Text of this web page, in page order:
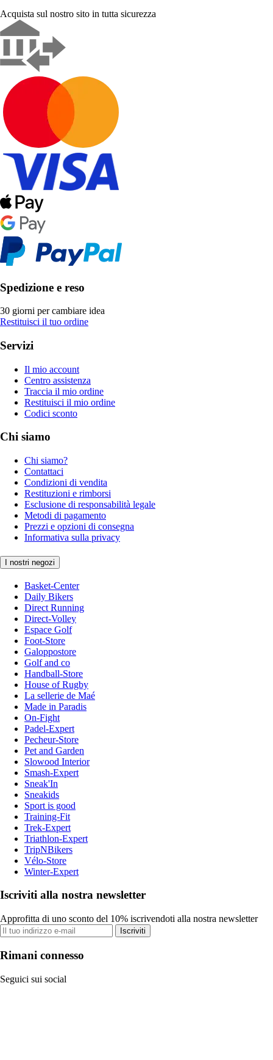
Acquista sul nostro sito in tutta sicurezza
Spedizione e reso
30 giorni per cambiare idea
Restituisci il tuo ordine
Servizi
Il mio account
Centro assistenza
Traccia il mio ordine
Restituisci il mio ordine
Codici sconto
Chi siamo
Chi siamo?
Contattaci
Condizioni di vendita
Restituzioni e rimborsi
Esclusione di responsabilità legale
Metodi di pagamento
Prezzi e opzioni di consegna
Informativa sulla privacy
I nostri negozi
Basket-Center
Daily Bikers
Direct Running
Direct-Volley
Espace Golf
Foot-Store
Galoppostore
Golf and co
Handball-Store
House of Rugby
La sellerie de Maé
Made in Paradis
On-Fight
Padel-Expert
Pecheur-Store
Pet and Garden
Slowood Interior
Smash-Expert
Sneak'In
Sneakids
Sport is good
Training-Fit
Trek-Expert
Triathlon-Expert
TripNBikers
Vélo-Store
Winter-Expert
Iscriviti alla nostra newsletter
Approfitta di uno sconto del 10% iscrivendoti alla nostra newsletter
Iscriviti
Rimani connesso
Seguici sui social